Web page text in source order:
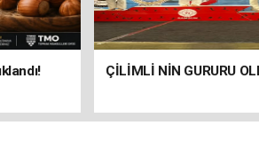
ÇİLİMLİ NİN GURURU